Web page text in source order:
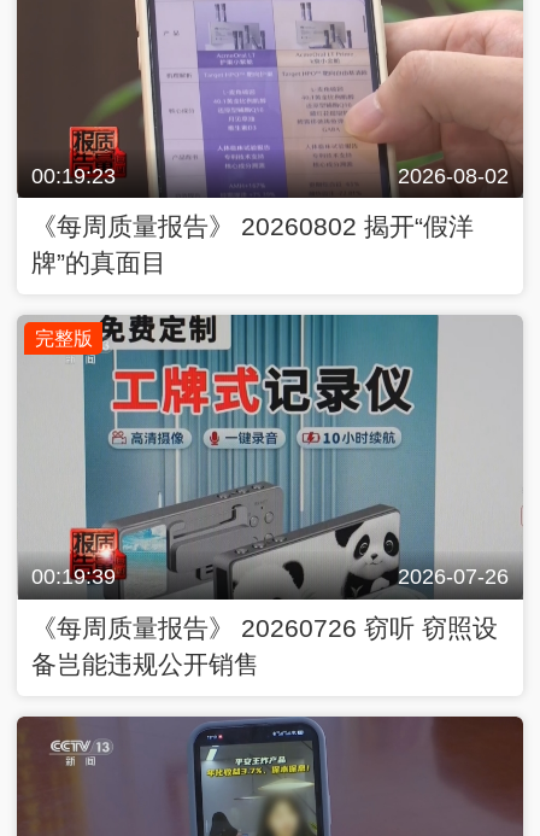
00:19:23 2026-08-02
《每周质量报告》 20260802 揭开“假洋
牌”的真面目
完整版
00:19:39 2026-07-26
《每周质量报告》 20260726 窃听 窃照设
备岂能违规公开销售